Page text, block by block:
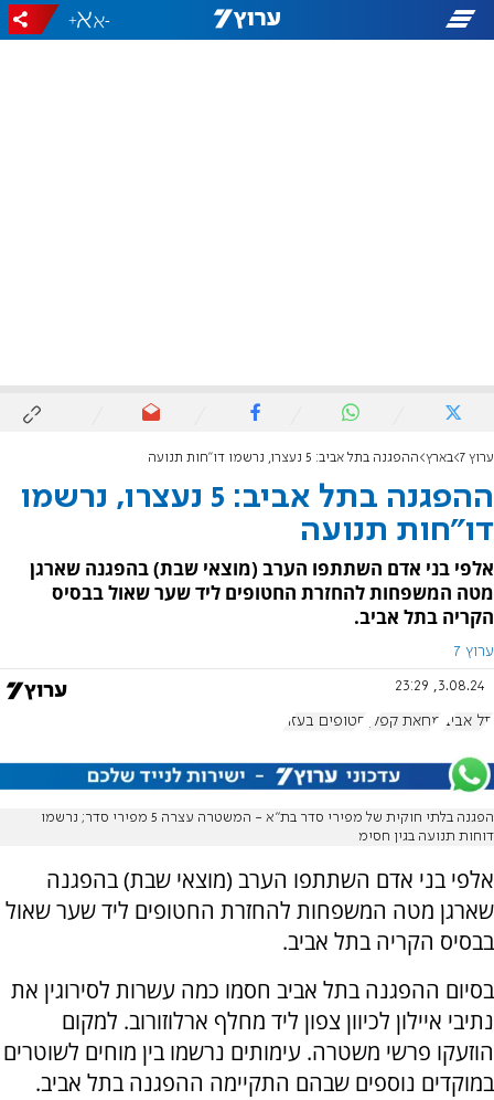
-
+
ערוץ 7 בארץ ההפגנה בתל אביב: 5 נעצרו, נרשמו דו"חות תנועה
ההפגנה בתל אביב: 5 נעצרו, נרשמו
דו"חות תנועה
אלפי בני אדם השתתפו הערב (מוצאי שבת) בהפגנה שארגן
מטה המשפחות להחזרת החטופים ליד שער שאול בבסיס
הקריה בתל אביב.
ערוץ 7
3.08.24, 23:29
תל אביב מחאת קפלן חטופים בעזה
הפגנה בלתי חוקית של מפירי סדר בת"א - המשטרה עצרה 5 מפירי סדר; נרשמו
דוחות תנועה בגין חסימ
אלפי בני אדם השתתפו הערב (מוצאי שבת) בהפגנה
שארגן מטה המשפחות להחזרת החטופים ליד שער שאול
בבסיס הקריה בתל אביב.
בסיום ההפגנה בתל אביב חסמו כמה עשרות לסירוגין את
נתיבי איילון לכיוון צפון ליד מחלף ארלוזורוב. למקום
הוזעקו פרשי משטרה. עימותים נרשמו בין מוחים לשוטרים
במוקדים נוספים שבהם התקיימה ההפגנה בתל אביב.